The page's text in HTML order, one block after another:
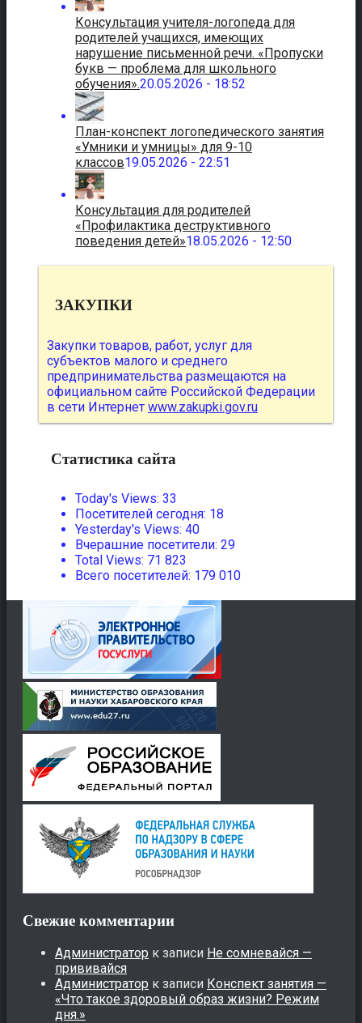
Консультация учителя-логопеда для
родителей учащихся, имеющих
нарушение письменной речи. «Пропуски
букв — проблема для школьного
обучения».20.05.2026 - 18:52
План-конспект логопедического занятия
«Умники и умницы» для 9-10
классов19.05.2026 - 22:51
Консультация для родителей
«Профилактика деструктивного
поведения детей»18.05.2026 - 12:50
ЗАКУПКИ
Закупки товаров, работ, услуг для
субъектов малого и среднего
предпринимательства размещаются на
официальном сайте Российской Федерации
в сети Интернет www.zakupki.gov.ru
Статистика сайта
Today's Views: 33
Посетителей сегодня: 18
Yesterday's Views: 40
Вчерашние посетители: 29
Total Views: 71 823
Всего посетителей: 179 010
Свежие комментарии
Администратор к записи Не сомневайся —
прививайся
Администратор к записи Конспект занятия —
«Что такое здоровый образ жизни? Режим
дня.»